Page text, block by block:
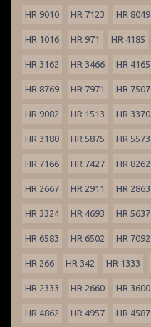
HR 9010 HR 7123 HR 8049
HR 1016 HR 971 HR 4185
HR 3162 HR 3466 HR 4165
HR 8769 HR 7971 HR 7507
HR 9082 HR 1513 HR 3370
HR 3180 HR 5875 HR 5573
HR 7166 HR 7427 HR 8262
HR 2667 HR 2911 HR 2863
HR 3324 HR 4693 HR 5637
HR 6583 HR 6502 HR 7092
HR 266 HR 342 HR 1333
HR 2333 HR 2660 HR 3600
HR 4862 HR 4957 HR 4587